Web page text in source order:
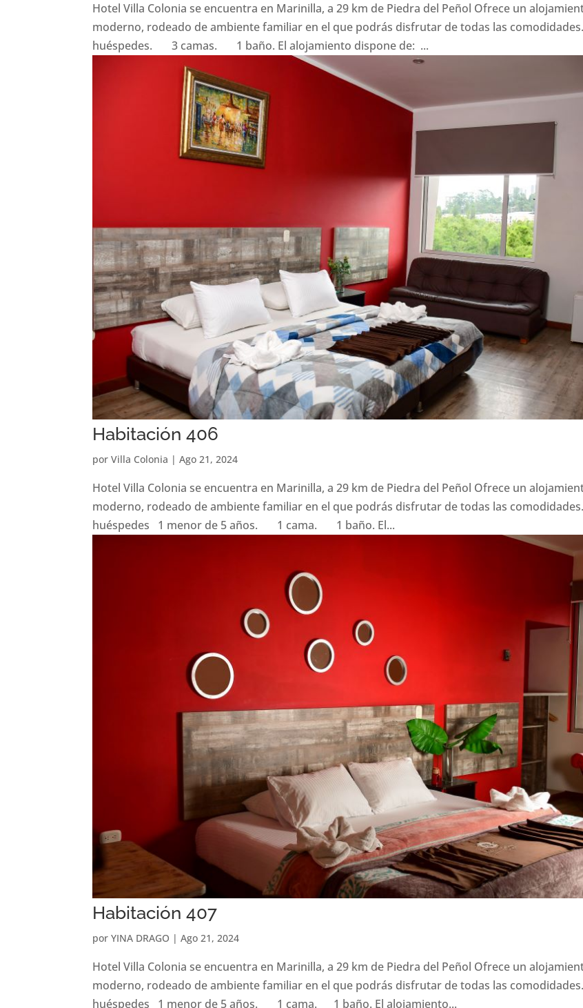
Hotel Villa Colonia se encuentra en Marinilla, a 29 km de Piedra del Peñol Ofrece un
moderno, rodeado de ambiente familiar en el que podrás disfrutar de todas las
huéspedes. 3 camas. 1 baño. El alojamiento dispone de: ...
Habitación 406
porVilla Colonia |Ago 21, 2024
Hotel Villa Colonia se encuentra en Marinilla, a 29 km de Piedra del Peñol Ofrece un
moderno, rodeado de ambiente familiar en el que podrás disfrutar de todas las
huéspedes 1 menor de 5 años. 1 cama. 1 baño. El...
Habitación 407
porYINA DRAGO |Ago 21, 2024
Hotel Villa Colonia se encuentra en Marinilla, a 29 km de Piedra del Peñol Ofrece un
moderno, rodeado de ambiente familiar en el que podrás disfrutar de todas las
huéspedes 1 menor de 5 años. 1 cama. 1 baño. El alojamiento...